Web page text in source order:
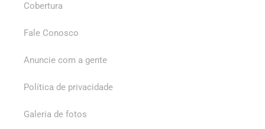
Cobertura
Fale Conosco
Anuncie com a gente
Política de privacidade
Galeria de fotos